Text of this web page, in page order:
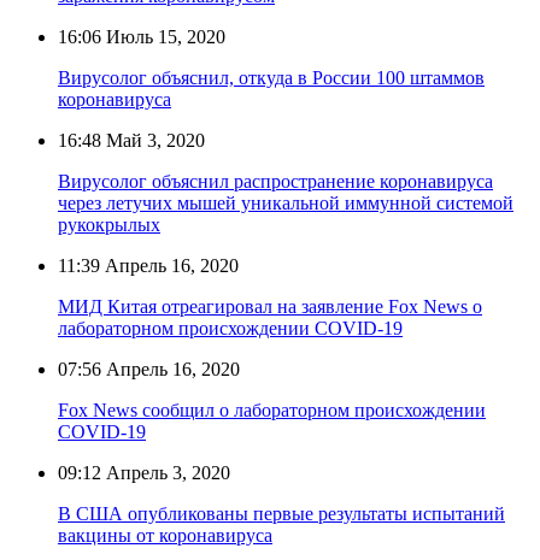
16:06 Июль 15, 2020
Вирусолог объяснил, откуда в России 100 штаммов
коронавируса
16:48 Май 3, 2020
Вирусолог объяснил распространение коронавируса
через летучих мышей уникальной иммунной системой
рукокрылых
11:39 Апрель 16, 2020
МИД Китая отреагировал на заявление Fox News о
лабораторном происхождении COVID-19
07:56 Апрель 16, 2020
Fox News сообщил о лабораторном происхождении
COVID-19
09:12 Апрель 3, 2020
В США опубликованы первые результаты испытаний
вакцины от коронавируса